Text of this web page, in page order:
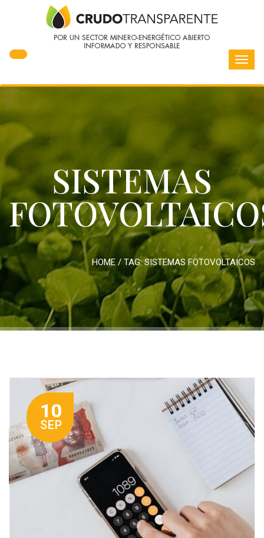
SISTEMAS
HOME / TAG:SISTEMAS FOTOVOLTAICOS
10
SEP